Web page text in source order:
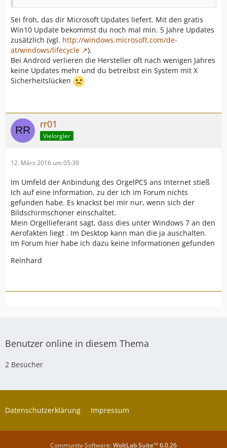
Sei froh, das dir Microsoft Updates liefert. Mit den gratis
Win10 Update bekommst du noch mal min. 5 Jahre Updates
zusätzlich (vgl. http://windows.microsoft.com/de-
at/windows/lifecycle
).
Bei Android verlieren die Hersteller oft nach wenigen Jahres
keine Updates mehr und du betreibst ein System mit X
Sicherheitslücken
rr01
Vielorgler
12. März 2016 um 05:39
Im Umfeld der Anbindung des OrgelPCS ans Internet stieß
Ich auf eine Information, zu der ich im Forum nichts
gefunden habe. Es knackst bei mir nur, wenn sich der
Bildschirmschoner einschaltet.
Mein Orgellieferant sagt, dass dies unter Windows 7 an den
Aerofakten liegt . Im Desktop kann man die ja auschalten.
Im Forum hier habe ich dazu keine Informationen gefunden
Reinhard
Benutzer online in diesem Thema
2 Besucher
Datenschutzerklärung Impressum
Community-Software:WoltLab Suite™ 6.0.26